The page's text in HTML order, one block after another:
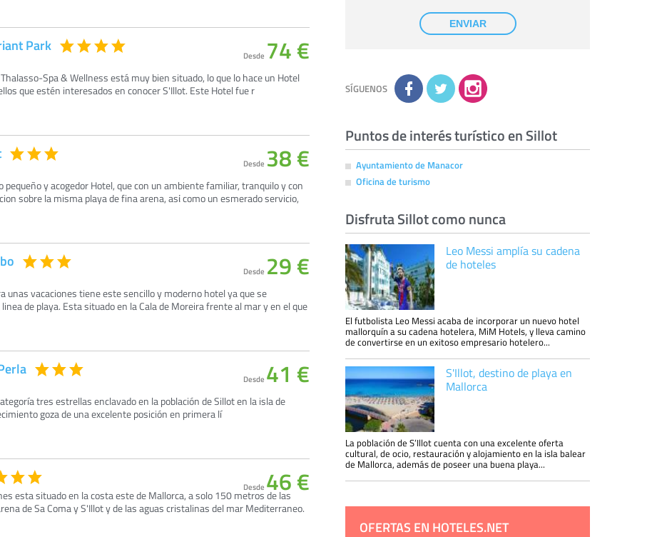
Park
Spa & Wellness está muy bien situado, lo que lo hace un Hotel
que estén interesados en conocer S'Illot. Este Hotel fue r
Desde 74 €
y acogedor Hotel, que con un ambiente familiar, tranquilo y con
sobre la misma playa de fina arena, asἰ como un esmerado servicio,
Desde 38 €
unas vacaciones tiene este sencillo y moderno hotel ya que se
de playa. Esta situado en la Cala de Moreira frente al mar y en el que
Desde 29 €
tres estrellas enclavado en la población de Sillot en la isla de
goza de una excelente posición en primera lí
Desde 41 €
esta situado en la costa este de Mallorca, a solo 150 metros de las
de Sa Coma y S'Illot y de las aguas cristalinas del mar Mediterraneo.
Desde 46 €
con su consentimiento previo, que podrá
facilitarnos mediante la casilla correspondiente
establecida al efecto.
Destinatarios:con carácter general, sólo el
Derechos:tiene derecho a saber qué
información tenemos sobre usted, corregirla y
eliminarla, tal y como se explica en la
información adicional disponible en nuestra
la información adicional y detallada sobre cómo
tratamos sus datos en lapolítica de privacidad
ENVIAR
SÍGUENOS
Puntos de interés turístico en Sillot
Ayuntamiento de Manacor
Oficina de turismo
Disfruta Sillot como nunca
Leo Messi amplía su cadena
de hoteles
El futbolista Leo Messi acaba de incorporar un nuevo hotel
mallorquín a su cadena hotelera, MiM Hotels, y lleva camino
de convertirse en un exitoso empresario hotelero...
S'Illot, destino de playa en
Mallorca
La población de S’Illot cuenta con una excelente oferta
cultural, de ocio, restauración y alojamiento en la isla balear
de Mallorca, además de poseer una buena playa...
OFERTAS EN HOTELES.NET